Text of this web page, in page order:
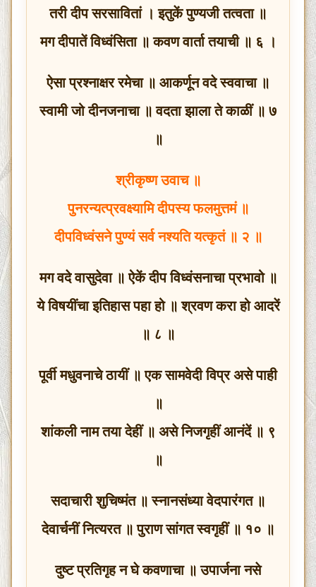
तरी दीप सरसावितां । इतुकें पुण्यजी तत्वता ॥
मग दीपातें विध्वंसिता ॥ कवण वार्ता तयाची ॥ ६ ।
ऐसा प्रश्नाक्षर रमेचा ॥ आकर्णून वदे स्ववाचा ॥
स्वामी जो दीनजनाचा ॥ वदता झाला ते काळीं ॥ ७
॥
श्रीकृष्ण उवाच ॥
पुनरन्यत्प्रवक्ष्यामि दीपस्य फलमुत्तमं ॥
दीपविध्वंसने पुण्यं सर्व नश्यति यत्कृतं ॥ २ ॥
मग वदे वासुदेवा ॥ ऐकें दीप विध्वंसनाचा प्रभावो ॥
ये विषयींचा इतिहास पहा हो ॥ श्रवण करा हो आदरें
॥ ८ ॥
पूर्वी मधुवनाचे ठायीं ॥ एक सामवेदी विप्र असे पाही
॥
शांकली नाम तया देहीं ॥ असे निजगृहीं आनंदें ॥ ९
॥
सदाचारी शुचिष्मंत ॥ स्नानसंध्या वेदपारंगत ॥
देवार्चनीं नित्यरत ॥ पुराण सांगत स्वगृहीं ॥ १० ॥
दुष्ट प्रतिगृह न घे कवणाचा ॥ उपार्जना नसे